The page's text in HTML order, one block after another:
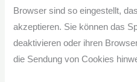
Browser sind so eingestellt,
akzeptieren. Sie können das
deaktivieren oder ihren
die Sendung von Cookies